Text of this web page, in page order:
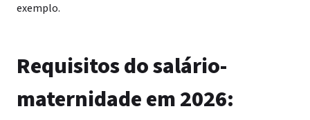
exemplo.
Requisitos do salário-
maternidade em 2026: